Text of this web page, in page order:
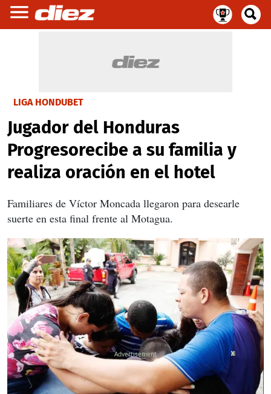
LIGA HONDUBET
Jugador del Honduras
Progresorecibe a su familia y
realiza oración en el hotel
Familiares de Víctor Moncada llegaron para desearle
suerte en esta final frente al Motagua.
X
X